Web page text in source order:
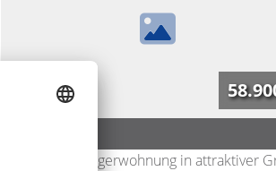
Kompakte Anlegerwohnung in attraktiver